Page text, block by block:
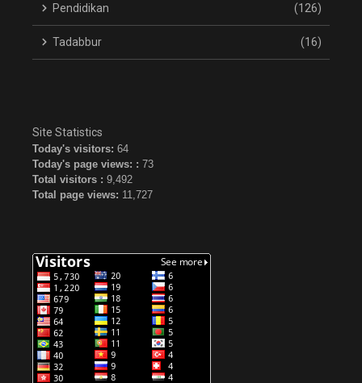
Pendidikan (126)
Tadabbur (16)
Site Statistics
Today's visitors: 64
Today's page views: : 73
Total visitors : 9,492
Total page views: 11,727